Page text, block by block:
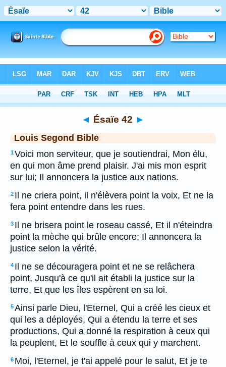
> Ésaïe 42
◄ Ésaïe 42 ►
Louis Segond Bible
1Voici mon serviteur, que je soutiendrai, Mon élu,
en qui mon âme prend plaisir. J'ai mis mon esprit
sur lui; Il annoncera la justice aux nations.
2 Il ne criera point, il n'élèvera point la voix, Et ne la
fera point entendre dans les rues.
3 Il ne brisera point le roseau cassé, Et il n'éteindra
point la mèche qui brûle encore; Il annoncera la
justice selon la vérité.
4 Il ne se découragera point et ne se relâchera
point, Jusqu'à ce qu'il ait établi la justice sur la
terre, Et que les îles espèrent en sa loi.
5Ainsi parle Dieu, l'Eternel, Qui a créé les cieux et
qui les a déployés, Qui a étendu la terre et ses
productions, Qui a donné la respiration à ceux qui
la peuplent, Et le souffle à ceux qui y marchent.
6 Moi, l'Eternel, je t'ai appelé pour le salut, Et je te